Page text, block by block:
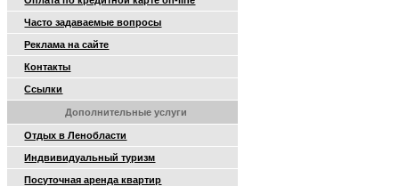
Часто задаваемые вопросы
Реклама на сайте
Контакты
Ссылки
Дополнительные услуги
Отдых в Ленобласти
Индвивидуальный туризм
Посуточная аренда квартир